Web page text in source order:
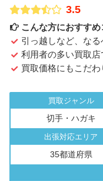
3.5
こんな方におすすめ
引っ越しなど、な
利用者の多い買取
買取価格にもこだ
買取ジャンル
切手・ハガキ
出張対応エリア
35都道府県